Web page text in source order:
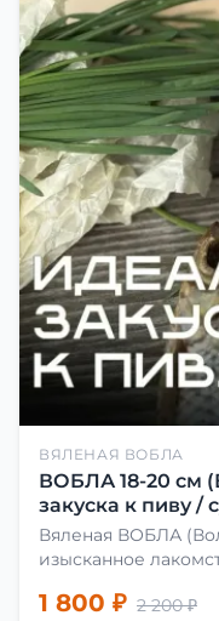
ВЯЛЕНАЯ ВОБЛА
ВОБЛА 18-20 см
закуска к пиву /
Вяленая ВОБЛА
изысканное
сделать вяленую
1 800 ₽ 2 200 ₽